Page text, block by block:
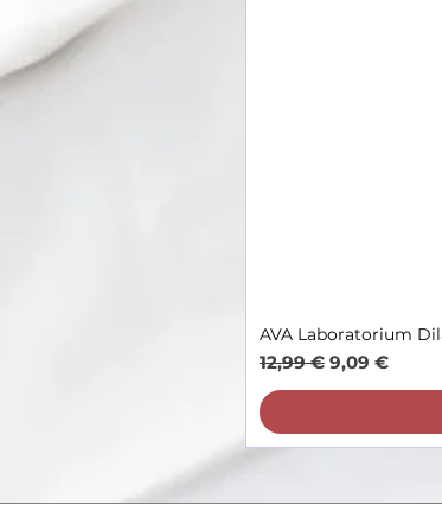
AVA Laboratorium
Parastā cena
12,99 € 9,09 €